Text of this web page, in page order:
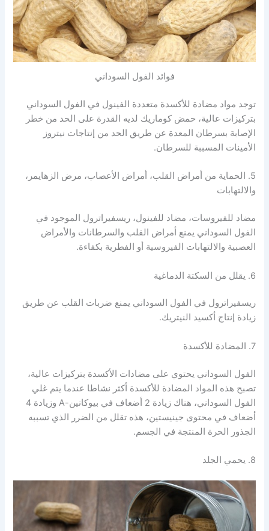
فوائد الفول السوداني
توجد مواد مضادة للأكسدة متعددة الفينول في الفول السوداني
بتركيزات عالية، حمض كوماريك لديه القدرة على الحد من خطر
الإصابة بسرطان المعدة عن طريق الحد من إنتاجات نيتروز
الأمينات المسببة للسرطان.
5. الحماية من أمراض القلب، أمراض الأعصاب، مرض الزهايمر،
والالتهابات
مضاد للفيروسات، مضاد للفينول، ريسفيراترول الموجود في
الفول السوداني يمنع أمراض القلب والسرطانات والأمراض
العصبية والالتهابات الفيروسية أو الفطرية بكفاءة.
6. يقلل من السكتة الدماغية
ريسفيراترول في الفول السوداني يمنع ضربات القلب عن طريق
زيادة إنتاج أكسيد النيتريك.
7. المضادة للأكسدة
الفول السوداني يحتوي على مضادات الأكسدة بتركيزات عالية،
تصبح هذه المواد المضادة للأكسدة أكثر نشاطا عندما يتم غلي
الفول السوداني، هناك زيادة 2 أضعاف في بيوكانين-A وزيادة 4
أضعاف في محتوى جينيستين، هذه تقلل من الضرر الذي تسببه
الجذور الحرة المنتجة في الجسم.
8. يحمي الجلد